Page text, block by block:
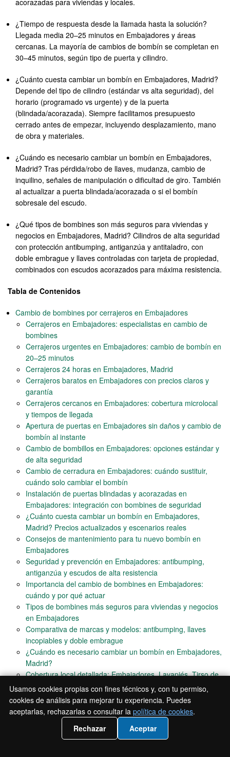
acorazadas para viviendas y locales.
¿Tiempo de respuesta desde la llamada hasta la solución?
Llegada media 20–25 minutos en Embajadores y áreas
cercanas. La mayoría de cambios de bombín se completan en
30–45 minutos, según tipo de puerta y cilindro.
¿Cuánto cuesta cambiar un bombín en Embajadores, Madrid?
Depende del tipo de cilindro (estándar vs alta seguridad), del
horario (programado vs urgente) y de la puerta
(blindada/acorazada). Siempre facilitamos presupuesto
cerrado antes de empezar, incluyendo desplazamiento, mano
de obra y materiales.
¿Cuándo es necesario cambiar un bombín en Embajadores,
Madrid? Tras pérdida/robo de llaves, mudanza, cambio de
inquilino, señales de manipulación o dificultad de giro. También
al actualizar a puerta blindada/acorazada o si el bombín
sobresale del escudo.
¿Qué tipos de bombines son más seguros para viviendas y
negocios en Embajadores, Madrid? Cilindros de alta seguridad
con protección antibumping, antiganzúa y antitaladro, con
doble embrague y llaves controladas con tarjeta de propiedad,
combinados con escudos acorazados para máxima resistencia.
Tabla de Contenidos
Cambio de bombines por cerrajeros en Embajadores
Cerrajeros en Embajadores: especialistas en cambio de
bombines
Cerrajeros urgentes en Embajadores: cambio de bombín en
20–25 minutos
Cerrajeros 24 horas en Embajadores, Madrid
Cerrajeros baratos en Embajadores con precios claros y
garantía
Cerrajeros cercanos en Embajadores: cobertura microlocal
y tiempos de llegada
Apertura de puertas en Embajadores sin daños y cambio de
bombín al instante
Cambio de bombillos en Embajadores: opciones estándar y
de alta seguridad
Cambio de cerradura en Embajadores: cuándo sustituir,
cuándo solo cambiar el bombín
Instalación de puertas blindadas y acorazadas en
Embajadores: integración con bombines de seguridad
¿Cuánto cuesta cambiar un bombín en Embajadores,
Madrid? Precios actualizados y escenarios reales
Consejos de mantenimiento para tu nuevo bombín en
Embajadores
Seguridad y prevención en Embajadores: antibumping,
antiganzúa y escudos de alta resistencia
Importancia del cambio de bombines en Embajadores:
cuándo y por qué actuar
Tipos de bombines más seguros para viviendas y negocios
en Embajadores
Comparativa de marcas y modelos: antibumping, llaves
incopiables y doble embrague
¿Cuándo es necesario cambiar un bombín en Embajadores,
Madrid?
Cobertura local detallada: Embajadores, Lavapiés, Tirso de
Molina, El Rastro, Acacias y Delicias
Cómo trabajamos: proceso, tiempos, materiales y garantía
por escrito
Precios desglosados por escenarios: urgente/no urgente,
estándar/alta seguridad, blindada/acorazada
Experiencia, casos reales en Embajadores, procesos y
📲 Llámanos 919930162
Usamos cookies propias con fines técnicos y, con tu permiso,
cookies de análisis para mejorar tu experiencia. Puedes
aceptarlas, rechazarlas o consultar la política de cookies.
Rechazar
Aceptar